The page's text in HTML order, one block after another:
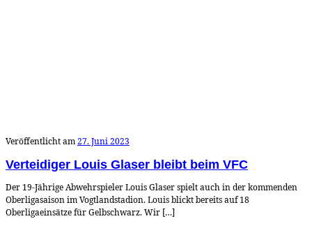
Veröffentlicht am27. Juni 2023
Verteidiger Louis Glaser bleibt beim VFC
Der 19-Jährige Abwehrspieler Louis Glaser spielt auch in der kommenden
Oberligasaison im Vogtlandstadion. Louis blickt bereits auf 18
Oberligaeinsätze für Gelbschwarz. Wir […]